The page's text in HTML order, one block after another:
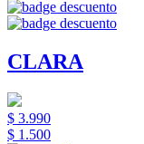
CLARA
$ 3.990
$ 1.500